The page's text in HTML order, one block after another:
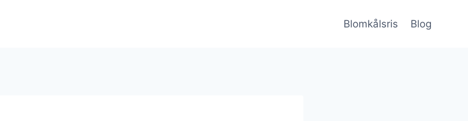
Blomkålsris Blog